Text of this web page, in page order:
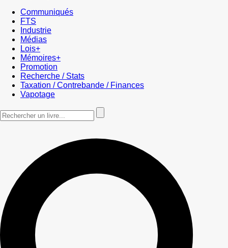
Communiqués
FTS
Industrie
Médias
Lois+
Mémoires+
Promotion
Recherche / Stats
Taxation / Contrebande / Finances
Vapotage